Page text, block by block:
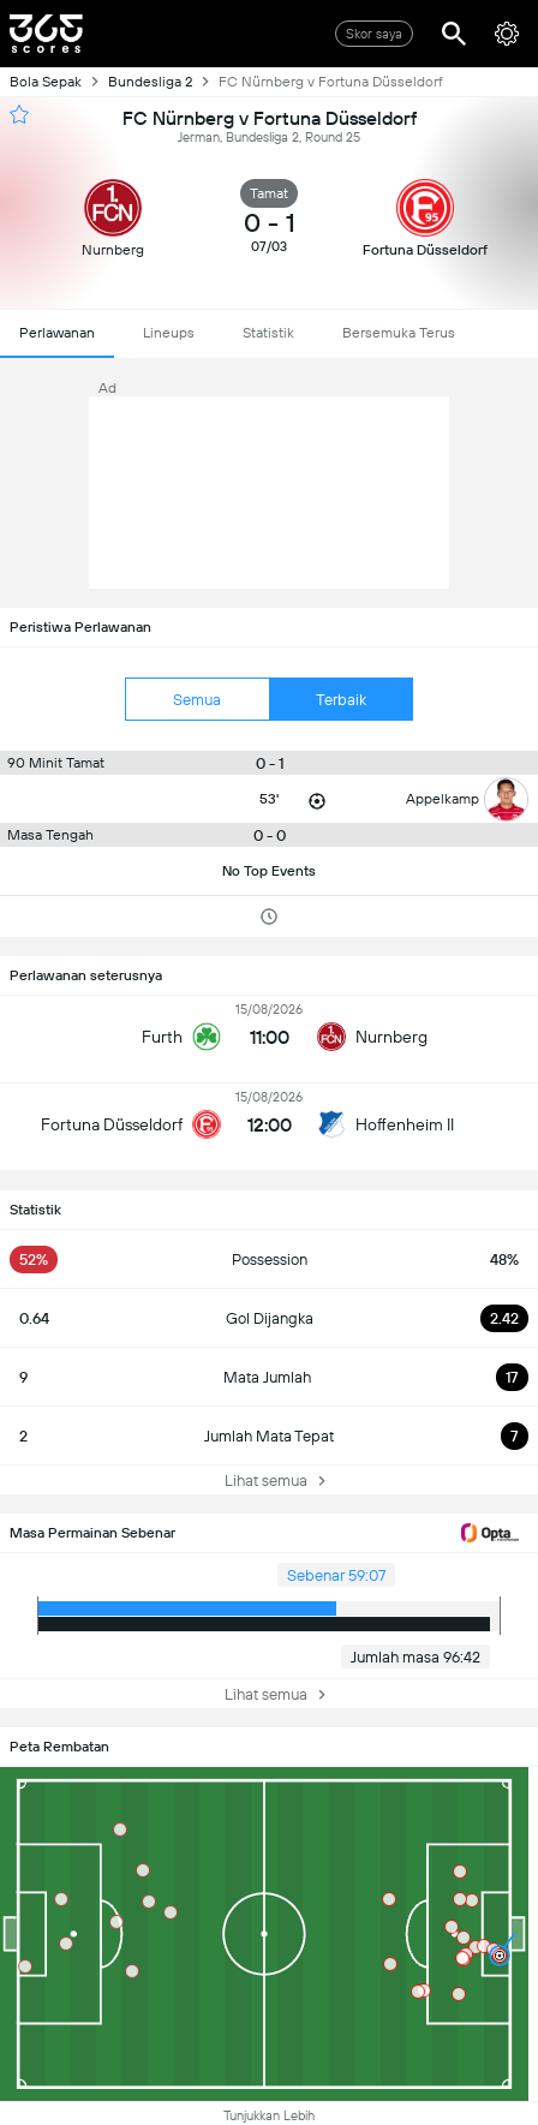
Skor saya
Bola Sepak Bundesliga 2 FC Nürnberg v Fortuna Düsseldorf
FC Nürnberg v Fortuna Düsseldorf
Jerman, Bundesliga 2, Round 25
Nurnberg
Tamat
0 - 1
07/03 Fortuna Düsseldorf
Perlawanan Lineups Statistik Bersemuka Terus
Ad
Peristiwa Perlawanan
Semua Terbaik
90 Minit Tamat 0 - 1
53' Appelkamp
Masa Tengah 0 - 0
No Top Events
Perlawanan seterusnya
Furth
15/08/2026
11:00 Nurnberg
Fortuna Düsseldorf
15/08/2026
12:00 Hoffenheim II
Statistik
52% Possession 48%
0.64 Gol Dijangka 2.42
9 Mata Jumlah 17
2 Jumlah Mata Tepat 7
Lihat semua
Masa Permainan Sebenar
Sebenar 59:07
Jumlah masa 96:42
Lihat semua
Peta Rembatan
Tunjukkan Lebih